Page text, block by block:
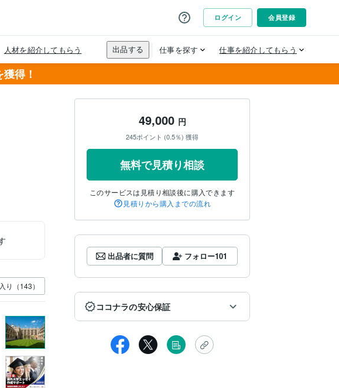
得！
り（143）
49,000 円
245ポイント (0.5％) 獲得
無料で見積り相談
このサービスは見積り相談後に購入できます
見積りから購入までの流れ
出品者に質問 フォロー101
ココナラの安心保証